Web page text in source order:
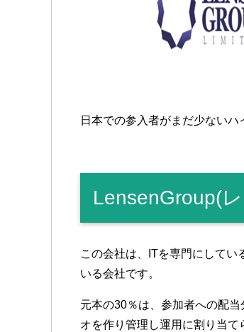
日本での参入者がまだ少ない
LensenGroup(
この会社は、ITを専門にしてい
いる会社です。
元本の30％は、参加者への配
オを作り管理し運用に割り当て